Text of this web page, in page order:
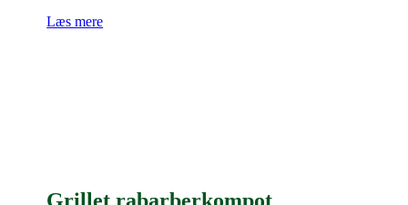
Læs mere